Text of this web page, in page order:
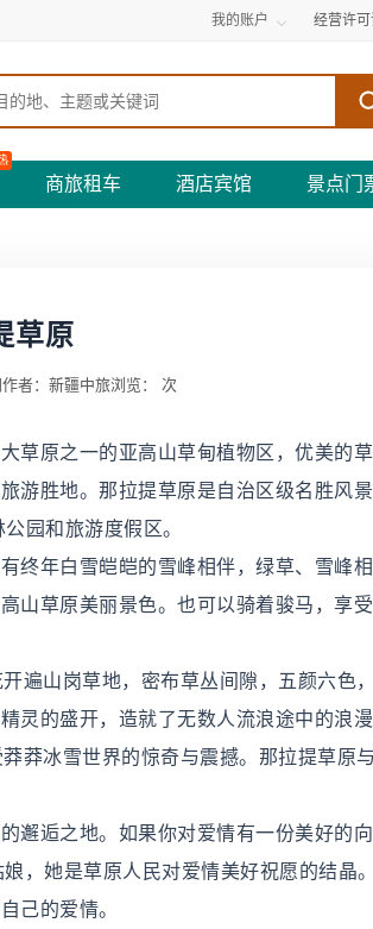
我的账户 经营许可
商旅租车 酒店宾馆 景点门
草原
作者：新疆中旅浏览： 次
草原之一的亚高山草甸植物区，优美的
游胜地。那拉提草原是自治区级名胜风
园和旅游度假区。
终年白雪皑皑的雪峰相伴，绿草、雪峰相
山草原美丽景色。也可以骑着骏马，享
遍山岗草地，密布草丛间隙，五颜六色
灵的盛开，造就了无数人流浪途中的浪漫
莽冰雪世界的惊奇与震撼。那拉提草原
邂逅之地。如果你对爱情有一份美好的
，她是草原人民对爱情美好祝愿的结晶
己的爱情。